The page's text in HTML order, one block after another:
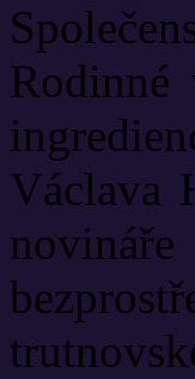
Rodinné
Václava